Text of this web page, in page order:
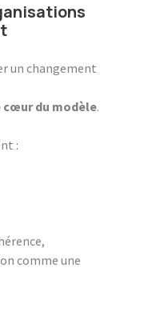
un changement
cœur du modèle.
:
comme une